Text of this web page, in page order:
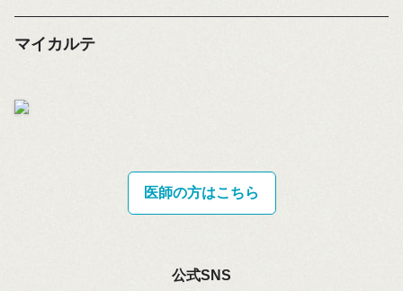
マイカルテ
医師の方はこちら
公式SNS